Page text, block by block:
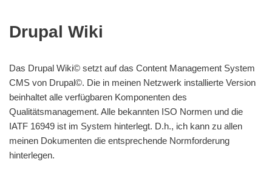
Drupal Wiki
Das Drupal Wiki© setzt auf das Content Management System
CMS von Drupal©. Die in meinen Netzwerk installierte Version
beinhaltet alle verfügbaren Komponenten des
Qualitätsmanagement. Alle bekannten ISO Normen und die
IATF 16949 ist im System hinterlegt. D.h., ich kann zu allen
meinen Dokumenten die entsprechende Normforderung
hinterlegen.